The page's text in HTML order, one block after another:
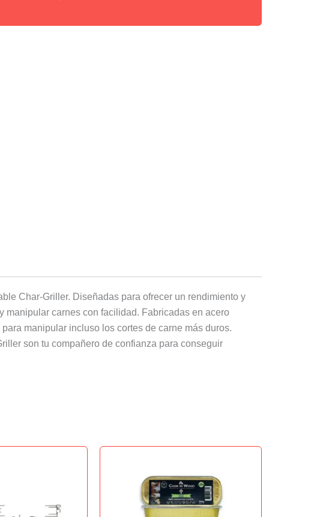
Char-Griller. Diseñadas para ofrecer un rendimiento y
manipular carnes con facilidad. Fabricadas en acero
manipular incluso los cortes de carne más duros.
son tu compañero de confianza para conseguir